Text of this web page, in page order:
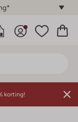
korting!